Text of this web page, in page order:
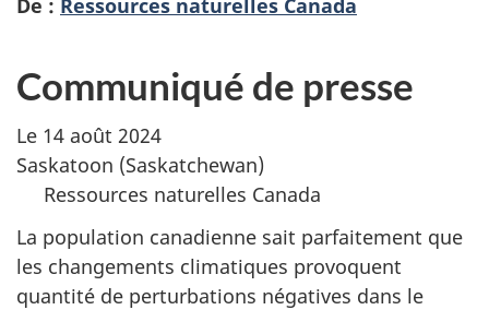
Communiqué de presse
Le 14 août 2024
Saskatoon (Saskatchewan)
Ressources naturelles Canada
La population canadienne sait parfaitement que
les changements climatiques provoquent
quantité de perturbations négatives dans le